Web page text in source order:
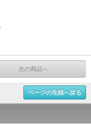
次の商品へ
ページの先頭へ戻る